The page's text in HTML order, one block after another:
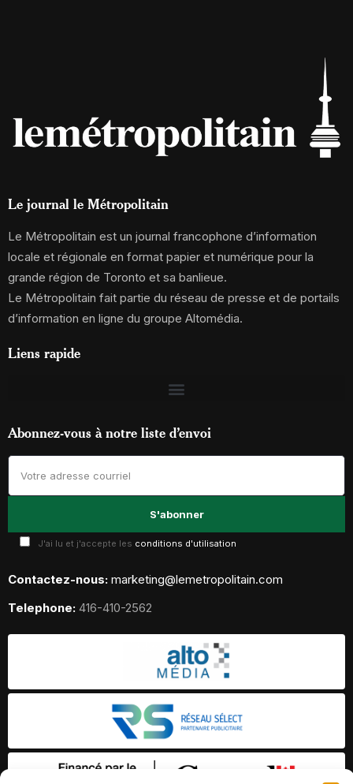
Le journal le Métropolitain
Le Métropolitain est un journal francophone d’information
locale et régionale en format papier et numérique pour la
grande région de Toronto et sa banlieue.
Le Métropolitain fait partie du réseau de presse et de portails
d’information en ligne du groupe Altomédia.
Liens rapide
Abonnez-vous à notre liste d’envoi
J'ai lu et j'accepte les conditions d'utilisation
Contactez-nous: marketing@lemetropolitain.com
Telephone: 416-410-2562